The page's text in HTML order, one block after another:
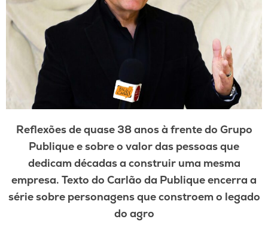
Reflexões de quase 38 anos à frente do Grupo
Publique e sobre o valor das pessoas que
dedicam décadas a construir uma mesma
empresa. Texto do Carlão da Publique encerra a
série sobre personagens que constroem o legado
do agro